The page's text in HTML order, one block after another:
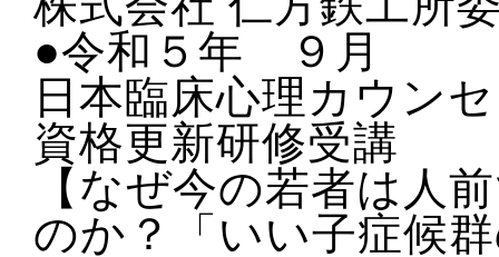
●令和５年 ９月
日本臨床心理カウン
資格更新研修受講
【なぜ今の若者は人
のか？
「いい子症候